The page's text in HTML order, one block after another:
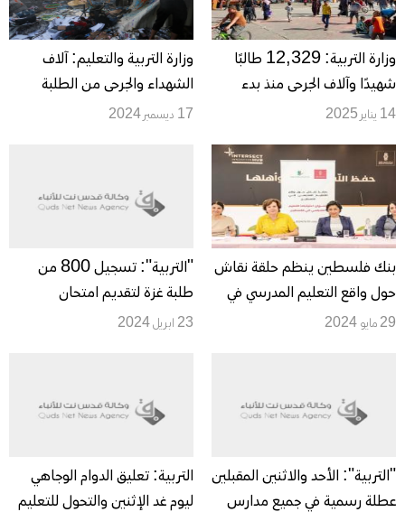
وزارة التربية: 12,329 طالبًا
شهيدًا وآلاف الجرحى منذ بدء
العدوان الإسرائيلي على غزة
14 يناير 2025
وزارة التربية والتعليم: آلاف
الشهداء والجرحى من الطلبة
والمعلمين ودمار واسع
17 ديسمبر 2024
بنك فلسطين ينظم حلقة نقاش
حول واقع التعليم المدرسي في
فلسطين
29 مايو 2024
"التربية": تسجيل 800 من
طلبة غزة لتقديم امتحان
التوجيهي في مصر
23 ابريل 2024
"التربية": الأحد والاثنين المقبلين
عطلة رسمية في جميع مدارس
التربية: تعليق الدوام الوجاهي
ليوم غد الإثنين والتحول للتعليم